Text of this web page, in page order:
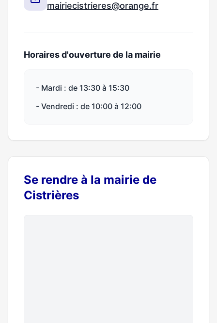
mairiecistrieres@orange.fr
Horaires d'ouverture de la mairie
- Mardi : de 13:30 à 15:30
- Vendredi : de 10:00 à 12:00
Se rendre à la mairie de
Cistrières